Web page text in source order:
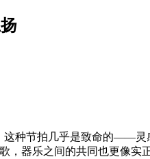
种节拍几乎是致命的——灵
器乐之间的共同也更像实